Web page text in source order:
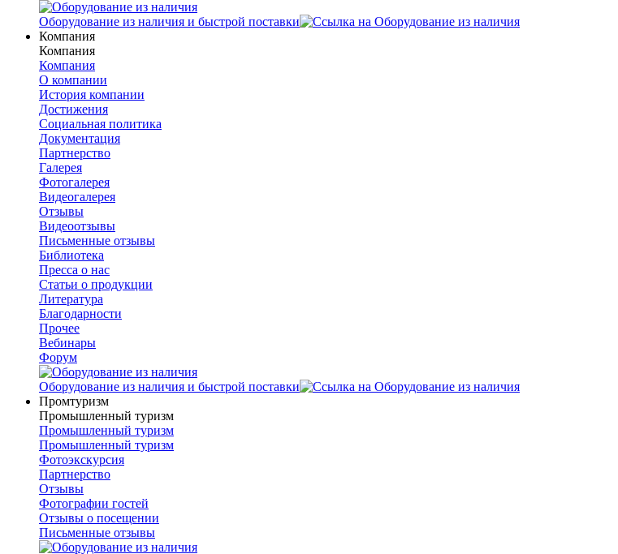
Оборудование из наличия и быстрой поставки
Компания
Компания
Компания
О компании
История компании
Достижения
Социальная политика
Документация
Партнерство
Галерея
Фотогалерея
Видеогалерея
Отзывы
Видеоотзывы
Письменные отзывы
Библиотека
Пресса о нас
Статьи о продукции
Литература
Благодарности
Прочее
Вебинары
Форум
Оборудование из наличия и быстрой поставки
Промтуризм
Промышленный туризм
Промышленный туризм
Промышленный туризм
Фотоэкскурсия
Партнерство
Отзывы
Фотографии гостей
Отзывы о посещении
Письменные отзывы